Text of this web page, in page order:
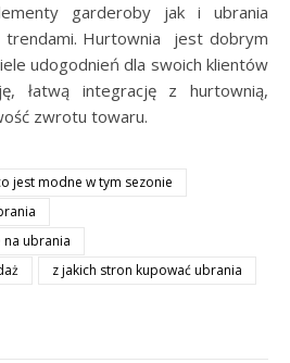
garderoby jak i ubrania
trendami. Hurtownia jest dobrym
udogodnień dla swoich klientów
łatwą integrację z hurtownią,
zwrotu towaru.
jest modne w tym sezonie
ubrania
z jakich stron kupować ubrania